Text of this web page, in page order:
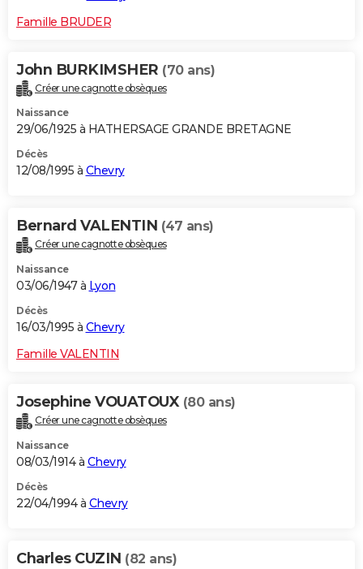
Famille BRUDER
John BURKIMSHER (70 ans)
Créer une cagnotte obsèques
Naissance
29/06/1925 à HATHERSAGE GRANDE BRETAGNE
Décès
12/08/1995 à Chevry
Bernard VALENTIN (47 ans)
Créer une cagnotte obsèques
Naissance
03/06/1947 à Lyon
Décès
16/03/1995 à Chevry
Famille VALENTIN
Josephine VOUATOUX (80 ans)
Créer une cagnotte obsèques
Naissance
08/03/1914 à Chevry
Décès
22/04/1994 à Chevry
Charles CUZIN (82 ans)